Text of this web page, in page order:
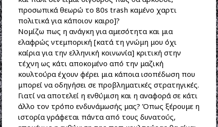
προσωπικά θεωρώ το 80s trash καμένο χαρτι
πολιτικά για κάποιον καιρο]?
Νομίζω πως η ανάγκη για αμεσότητα και μια
ελαφρώς ντεμπορική [κατά τη γνώμη μου όχι
καίρια για την ελληνική κοινωνία] κριτική στην
τέχνη ως κάτι αποκομένο από την μαζική
κουλτούρα έχουν φέρει μια κάποια ισοπέδωση που
μπορεί να οδηγήσει σε προβληματικές στρατηγικές.
Γιατί να αποτελεί η ενθύμιση και η αναφορά σε κάτι
άλλο τον τρόπο ενδυνάμωσής μας? Όπως ξέρουμε η
ιστορία γράφεται πάντα από τους δυνατούς,